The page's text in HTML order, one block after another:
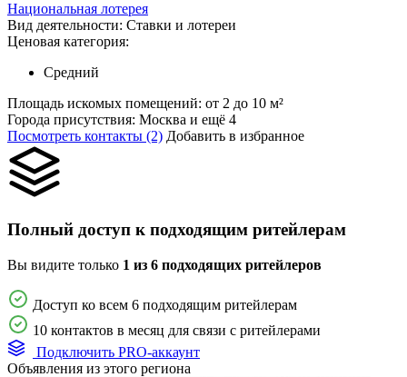
Национальная лотерея
Вид деятельности: Ставки и лотереи
Ценовая категория:
Средний
Площадь искомых помещений: от 2 до 10 м²
Города присутствия: Москва и ещё 4
Посмотреть контакты (2) Добавить в избранное
Полный доступ к подходящим ритейлерам
Вы видите только 1 из 6 подходящих ритейлеров
Доступ ко всем 6 подходящим ритейлерам
10 контактов в месяц для связи с ритейлерами
Подключить PRO-аккаунт
Объявления из этого региона